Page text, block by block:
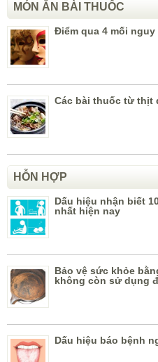
MÓN ĂN BÀI THUỐC
Điểm qua 4 mối
Các bài thuốc từ thịt
HỖN HỢP
Dấu hiệu nhận biết
nhất hiện nay
Bảo vệ sức khỏe
không còn sử dụng
Dấu hiệu báo bệnh